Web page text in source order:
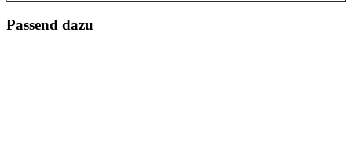
Passend dazu